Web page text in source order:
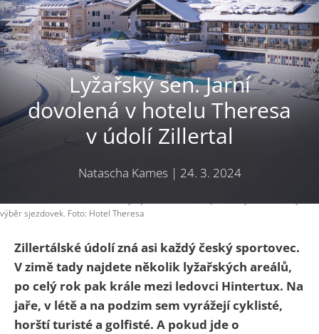
Lyžařský sen. Jarní
dovolená v hotelu Theresa
v údolí Zillertal
Natascha Kames | 24. 3. 2024
výběr sjezdovek. Foto: Hotel Theresa
Zillertálské údolí zná asi každý český sportovec.
V zimě tady najdete několik lyžařských areálů,
po celý rok pak krále mezi ledovci Hintertux. Na
jaře, v létě a na podzim sem vyrážejí cyklisté,
horští turisté a golfisté. A pokud jde o